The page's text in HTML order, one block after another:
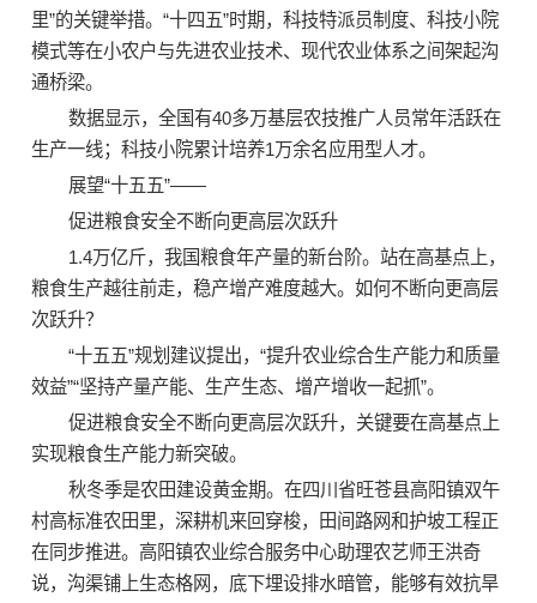
里”的关键举措。“十四五”时期，科技特派员制度、科技小院
模式等在小农户与先进农业技术、现代农业体系之间架起沟
通桥梁。
数据显示，全国有40多万基层农技推广人员常年活跃在
生产一线；科技小院累计培养1万余名应用型人才。
展望“十五五”——
促进粮食安全不断向更高层次跃升
1.4万亿斤，我国粮食年产量的新台阶。站在高基点上，
粮食生产越往前走，稳产增产难度越大。如何不断向更高层
次跃升？
“十五五”规划建议提出，“提升农业综合生产能力和质量
效益”“坚持产量产能、生产生态、增产增收一起抓”。
促进粮食安全不断向更高层次跃升，关键要在高基点上
实现粮食生产能力新突破。
秋冬季是农田建设黄金期。在四川省旺苍县高阳镇双午
村高标准农田里，深耕机来回穿梭，田间路网和护坡工程正
在同步推进。高阳镇农业综合服务中心助理农艺师王洪奇
说，沟渠铺上生态格网，底下埋设排水暗管，能够有效抗旱